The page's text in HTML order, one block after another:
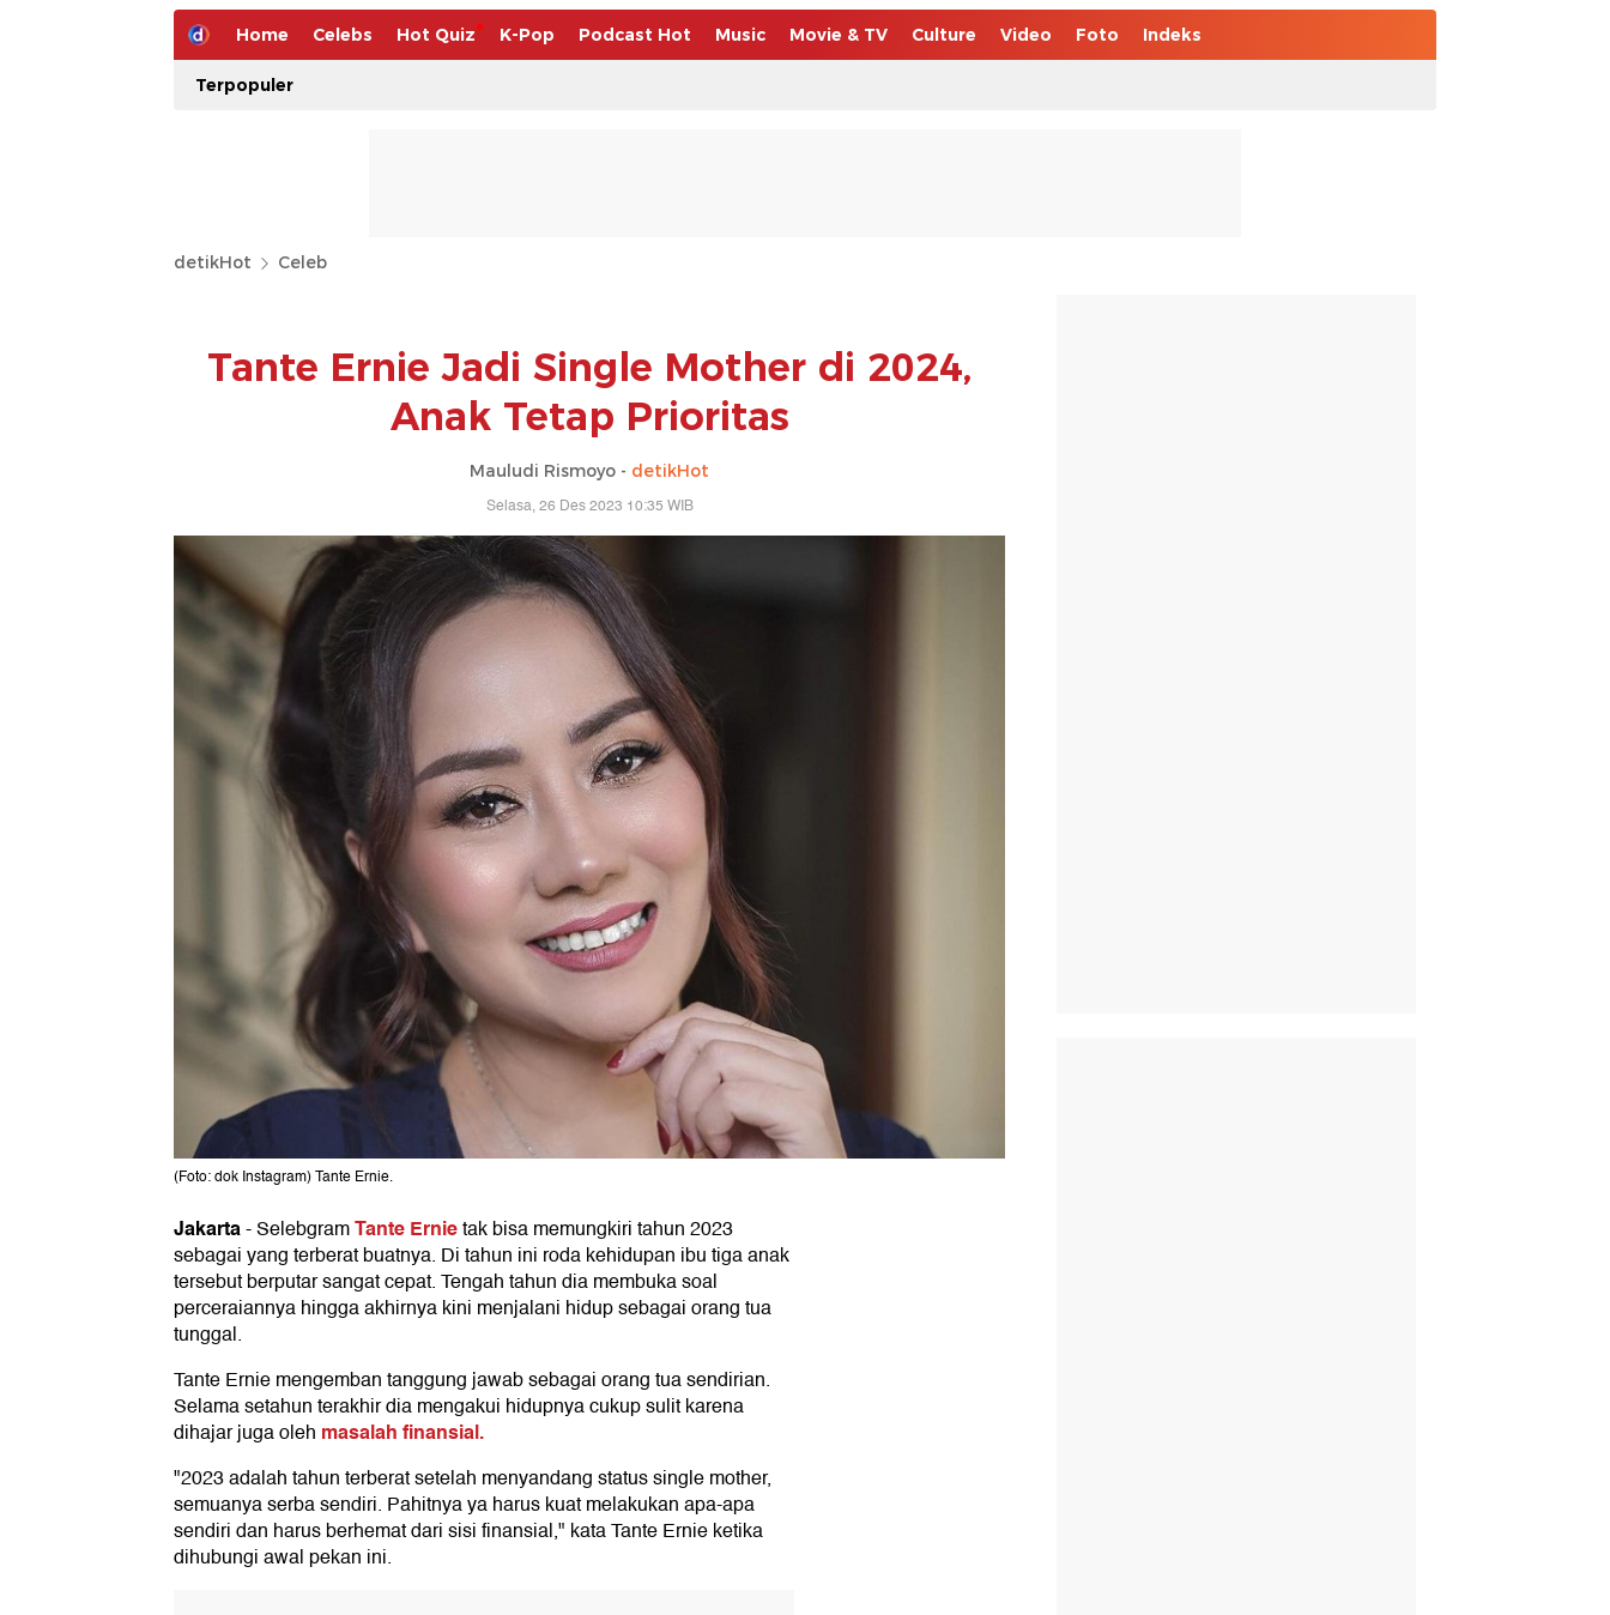
Home Celebs Hot Quiz K-Pop Podcast Hot Music Movie & TV Culture Video Foto Indeks
Terpopuler
detikHot Celeb
Tante Ernie Jadi Single Mother di 2024,
Anak Tetap Prioritas
Mauludi Rismoyo - detikHot
Selasa, 26 Des 2023 10:35 WIB
(Foto: dok Instagram) Tante Ernie.
Jakarta-SelebgramTante Ernietak bisa memungkiri tahun 2023
sebagai yang terberat buatnya. Di tahun ini roda kehidupan ibu tiga anak
tersebut berputar sangat cepat. Tengah tahun dia membuka soal
perceraiannya hingga akhirnya kini menjalani hidup sebagai orang tua
tunggal.
Tante Ernie mengemban tanggung jawab sebagai orang tua sendirian.
Selama setahun terakhir dia mengakui hidupnya cukup sulit karena
dihajar juga oleh masalah finansial.
"2023 adalah tahun terberat setelah menyandang status single mother,
semuanya serba sendiri. Pahitnya ya harus kuat melakukan apa-apa
sendiri dan harus berhemat dari sisi finansial," kata Tante Ernie ketika
dihubungi awal pekan ini.